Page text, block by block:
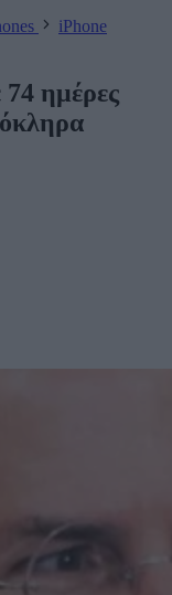
iPhone
ημέρες